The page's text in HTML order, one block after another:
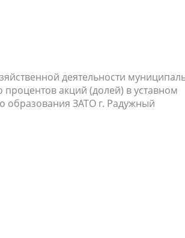
деятельности
акций (долей) в уставном
образования ЗАТО г. Радужный